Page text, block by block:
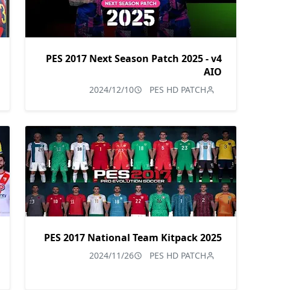
PES 2017 Next Season Patch 2025 - v4
AIO
PES HD PATCH
2024/12/10
PES 2017 National Team Kitpack 2025
PES HD PATCH
2024/11/26